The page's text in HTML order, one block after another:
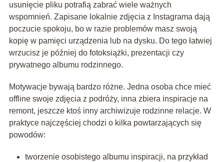
usunięcie pliku potrafią zabrać wiele ważnych
wspomnień. Zapisane lokalnie zdjęcia z Instagrama dają
poczucie spokoju, bo w razie problemów masz swoją
kopię w pamięci urządzenia lub na dysku. Do tego łatwiej
wrzucisz je później do fotoksiążki, prezentacji czy
prywatnego albumu rodzinnego.
Motywacje bywają bardzo różne. Jedna osoba chce mieć
offline swoje zdjęcia z podróży, inna zbiera inspiracje na
remont, jeszcze ktoś inny archiwizuje rodzinne relacje. W
praktyce najczęściej chodzi o kilka powtarzających się
powodów:
tworzenie osobistego albumu inspiracji, na przykład